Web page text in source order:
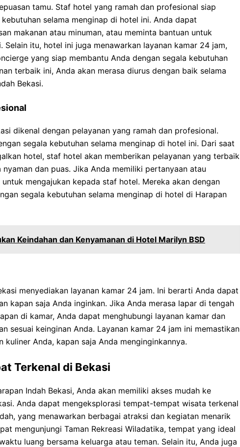
tamu. Staf hotel yang ramah dan profesional siap
selama menginap di hotel ini. Anda dapat
makanan atau minuman, atau meminta bantuan untuk
itu, hotel ini juga menawarkan layanan kamar 24 jam,
yang siap membantu Anda dengan segala kebutuhan
terbaik ini, Anda akan merasa diurus dengan baik selama
Bekasi.
dikenal dengan pelayanan yang ramah dan profesional.
segala kebutuhan selama menginap di hotel ini. Dari saat
hotel, staf hotel akan memberikan pelayanan yang terbaik
dan puas. Jika Anda memiliki pertanyaan atau
mengajukan kepada staf hotel. Mereka akan dengan
segala kebutuhan selama menginap di hotel di Harapan
Keindahan dan Kenyamanan di Hotel Marilyn BSD
menyediakan layanan kamar 24 jam. Ini berarti Anda dapat
kapan saja Anda inginkan. Jika Anda merasa lapar di tengah
di kamar, Anda dapat menghubungi layanan kamar dan
sesuai keinginan Anda. Layanan kamar 24 jam ini memastikan
kuliner Anda, kapan saja Anda menginginkannya.
Terkenal di Bekasi
Indah Bekasi, Anda akan memiliki akses mudah ke
Anda dapat mengeksplorasi tempat-tempat wisata terkenal
yang menawarkan berbagai atraksi dan kegiatan menarik
mengunjungi Taman Rekreasi Wiladatika, tempat yang ideal
luang bersama keluarga atau teman. Selain itu, Anda juga